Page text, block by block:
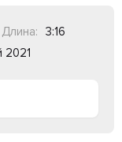
Длина:
3:16
2021